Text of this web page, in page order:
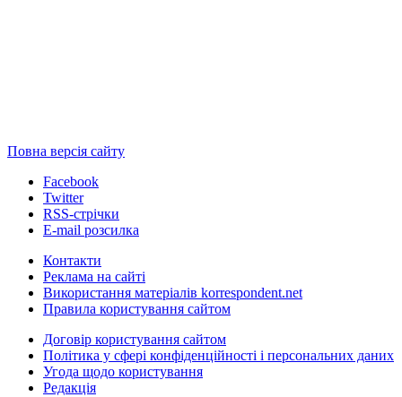
Повна версія сайту
Facebook
Twitter
RSS-стрічки
E-mail розсилка
Контакти
Реклама на сайті
Використання матеріалів korrespondent.net
Правила користування сайтом
Договір користування сайтом
Політика у сфері конфіденційності і персональних даних
Угода щодо користування
Редакція